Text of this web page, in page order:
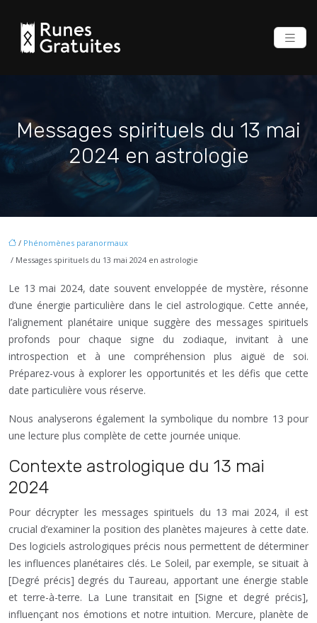
Messages spirituels du 13 mai
2024 en astrologie
/ Phénomènes paranormaux
/ Messages spirituels du 13 mai 2024 en astrologie
Le 13 mai 2024, date souvent enveloppée de mystère, résonne
d’une énergie particulière dans le ciel astrologique. Cette année,
l’alignement planétaire unique suggère des messages spirituels
profonds pour chaque signe du zodiaque, invitant à une
introspection et à une compréhension plus aiguë de soi.
Préparez-vous à explorer les opportunités et les défis que cette
date particulière vous réserve.
Nous analyserons également la symbolique du nombre 13 pour
une lecture plus complète de cette journée unique.
Contexte astrologique du 13 mai
2024
Pour décrypter les messages spirituels du 13 mai 2024, il est
crucial d’examiner la position des planètes majeures à cette date.
Des logiciels astrologiques précis nous permettent de déterminer
les influences planétaires clés. Le Soleil, par exemple, se situait à
[Degré précis] degrés du Taureau, apportant une énergie stable
et terre-à-terre. La Lune transitait en [Signe et degré précis],
influençant nos émotions et notre intuition. Mercure, planète de